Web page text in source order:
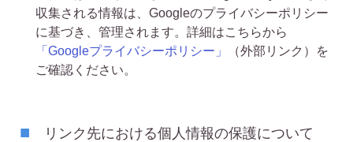
収集される情報は、Googleのプライバシーポリシー
に基づき、管理されます。詳細はこちらから
「Googleプライバシーポリシー」
（外部リンク）を
ご確認ください。
リンク先における個人情報の保護について